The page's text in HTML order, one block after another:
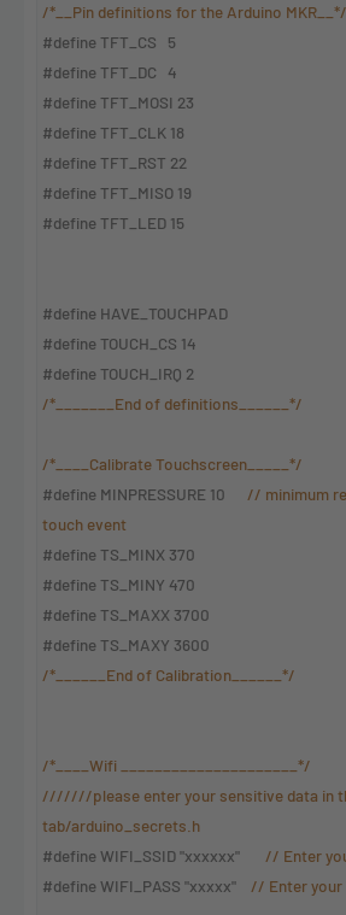
/*__Pin definitions for the Arduino MKR__*/
#define TFT_CS 5
#define TFT_DC 4
#define TFT_MOSI 23
#define TFT_CLK 18
#define TFT_RST 22
#define TFT_MISO 19
#define TFT_LED 15
#define HAVE_TOUCHPAD
#define TOUCH_CS 14
#define TOUCH_IRQ 2
/*_______End of definitions______*/
/*____Calibrate Touchscreen_____*/
#define MINPRESSURE 10 // minimum
touch event
#define TS_MINX 370
#define TS_MINY 470
#define TS_MAXX 3700
#define TS_MAXY 3600
/*______End of Calibration______*/
/*____Wifi _____________________*/
///////please enter your sensitive data in
tab/arduino_secrets.h
#define WIFI_SSID "xxxxxx" // Enter
#define WIFI_PASS "xxxxx" // Enter your